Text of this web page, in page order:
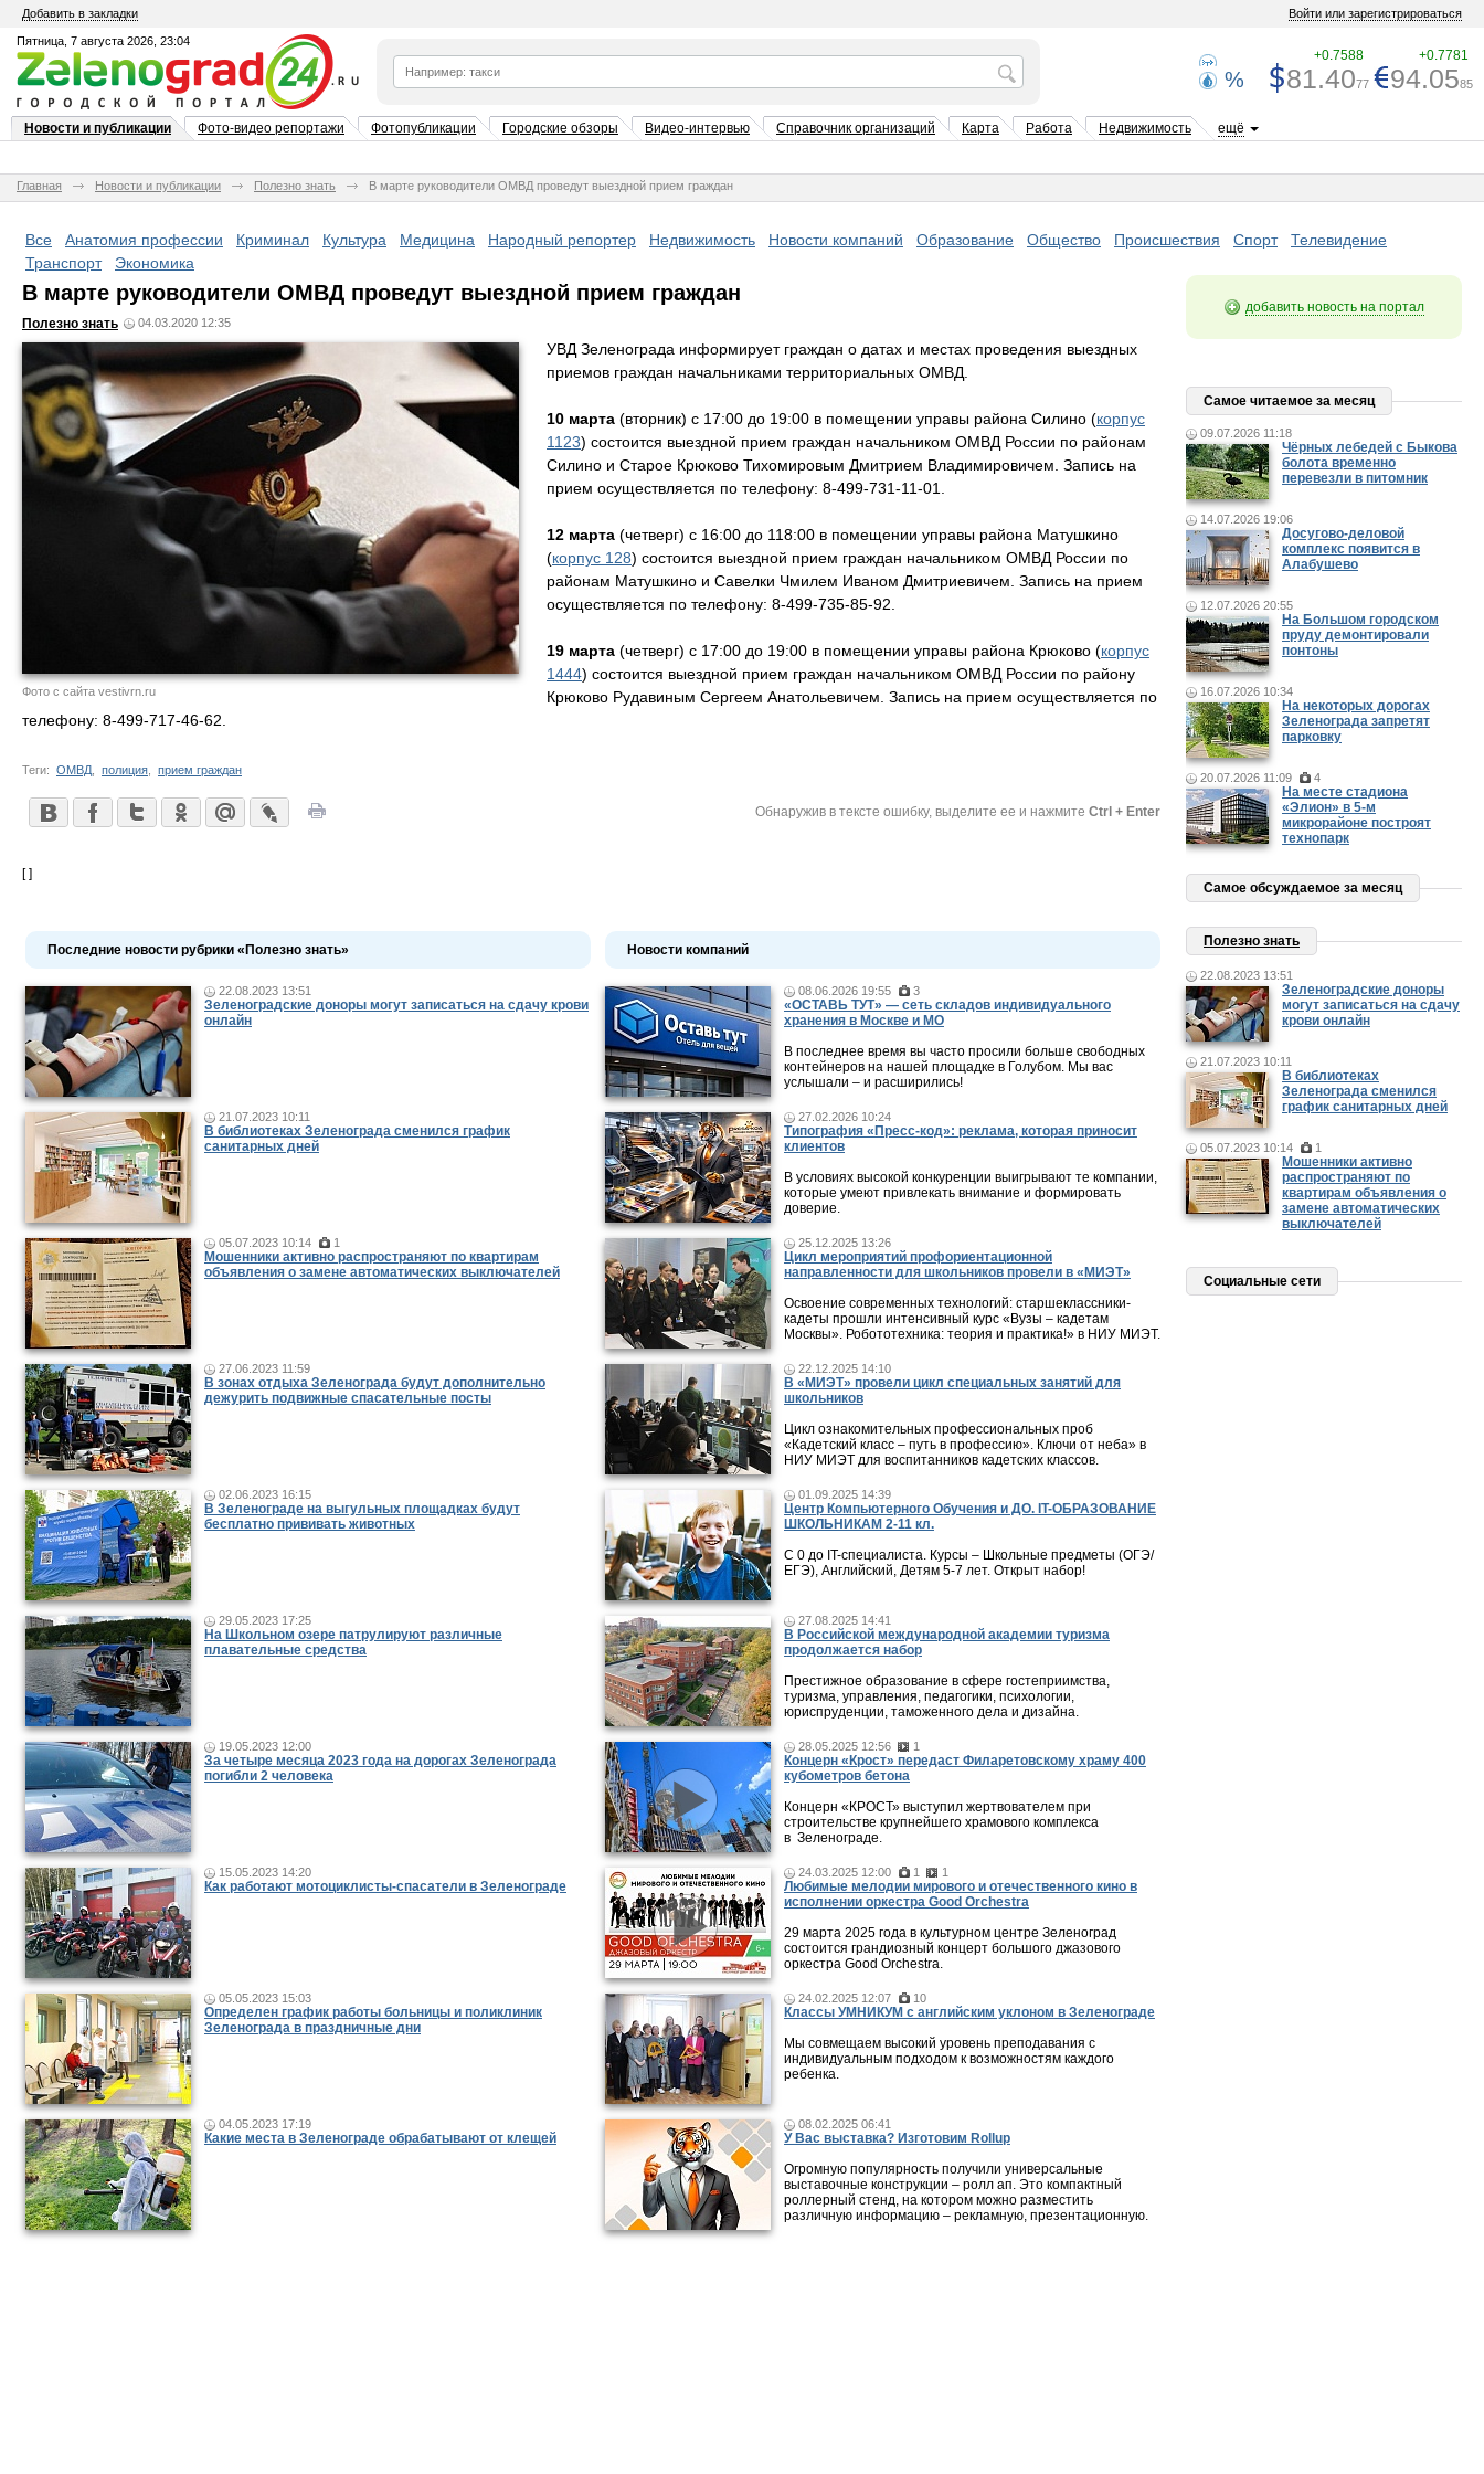
Добавить в закладки Войти или зарегистрироваться
Пятница, 7 августа 2026, 23:04
%
+0.7588 +0.7781
81.4077 94.0585
Новости и публикации Фото-видео репортажи Фотопубликации Городские обзоры Видео-интервью Справочник организаций Карта Работа Недвижимость ещё
Главная Новости и публикации Полезно знать В марте руководители ОМВД проведут выездной прием граждан
Все Анатомия профессии Криминал Культура Медицина Народный репортер Недвижимость Новости компаний Образование Общество Происшествия Спорт
Телевидение
Транспорт
Экономика
В марте руководители ОМВД проведут выездной прием граждан
Полезно знать 04.03.2020 12:35
Фото с сайта vestivrn.ru
УВД Зеленограда информирует граждан о датах и местах проведения выездных
приемов граждан начальниками территориальных ОМВД.
10 марта (вторник) с 17:00 до 19:00 в помещении управы района Силино (корпус
1123) состоится выездной прием граждан начальником ОМВД России по районам
Силино и Старое Крюково Тихомировым Дмитрием Владимировичем. Запись на
прием осуществляется по телефону: 8-499-731-11-01.
12 марта (четверг) с 16:00 до 118:00 в помещении управы района Матушкино
(корпус 128) состоится выездной прием граждан начальником ОМВД России по
районам Матушкино и Савелки Чмилем Иваном Дмитриевичем. Запись на прием
осуществляется по телефону: 8-499-735-85-92.
19 марта (четверг) с 17:00 до 19:00 в помещении управы района Крюково (корпус
1444) состоится выездной прием граждан начальником ОМВД России по району
Крюково Рудавиным Сергеем Анатольевичем. Запись на прием осуществляется по
телефону: 8-499-717-46-62.
Теги: ОМВД полиция прием граждан
Обнаружив в тексте ошибку, выделите ее и нажмите Ctrl + Enter
[ ]
Последние новости рубрики «Полезно знать»
22.08.2023 13:51
Зеленоградские доноры могут записаться на сдачу крови
онлайн
21.07.2023 10:11
В библиотеках Зеленограда сменился график
санитарных дней
05.07.2023 10:14 1
Мошенники активно распространяют по квартирам
объявления о замене автоматических выключателей
27.06.2023 11:59
В зонах отдыха Зеленограда будут дополнительно
дежурить подвижные спасательные посты
02.06.2023 16:15
В Зеленограде на выгульных площадках будут
бесплатно прививать животных
29.05.2023 17:25
На Школьном озере патрулируют различные
плавательные средства
19.05.2023 12:00
За четыре месяца 2023 года на дорогах Зеленограда
погибли 2 человека
15.05.2023 14:20
Как работают мотоциклисты-спасатели в Зеленограде
05.05.2023 15:03
Определен график работы больницы и поликлиник
Зеленограда в праздничные дни
04.05.2023 17:19
Какие места в Зеленограде обрабатывают от клещей
Новости компаний
08.06.2026 19:55 3
«ОСТАВЬ ТУТ» — сеть складов индивидуального
хранения в Москве и МО
В последнее время вы часто просили больше свободных
контейнеров на нашей площадке в Голубом. Мы вас
услышали – и расширились!
27.02.2026 10:24
Типография «Пресс-код»: реклама, которая приносит
клиентов
В условиях высокой конкуренции выигрывают те компании,
которые умеют привлекать внимание и формировать
доверие.
25.12.2025 13:26
Цикл мероприятий профориентационной
направленности для школьников провели в «МИЭТ»
Освоение современных технологий: старшеклассники-
кадеты прошли интенсивный курс «Вузы – кадетам
Москвы». Робототехника: теория и практика!» в НИУ МИЭТ.
22.12.2025 14:10
В «МИЭТ» провели цикл специальных занятий для
школьников
Цикл ознакомительных профессиональных проб
«Кадетский класс – путь в профессию». Ключи от неба» в
НИУ МИЭТ для воспитанников кадетских классов.
01.09.2025 14:39
Центр Компьютерного Обучения и ДО. IT-ОБРАЗОВАНИЕ
ШКОЛЬНИКАМ 2-11 кл.
С 0 до IT-специалиста. Курсы – Школьные предметы (ОГЭ/
ЕГЭ), Английский, Детям 5-7 лет. Открыт набор!
27.08.2025 14:41
В Российской международной академии туризма
продолжается набор
Престижное образование в сфере гостеприимства,
туризма, управления, педагогики, психологии,
юриспруденции, таможенного дела и дизайна.
28.05.2025 12:56 1
Концерн «Крост» передаст Филаретовскому храму 400
кубометров бетона
Концерн «КРОСТ» выступил жертвователем при
строительстве крупнейшего храмового комплекса
в Зеленограде.
24.03.2025 12:00 1 1
Любимые мелодии мирового и отечественного кино в
исполнении оркестра Good Orchestra
29 марта 2025 года в культурном центре Зеленоград
состоится грандиозный концерт большого джазового
оркестра Good Orchestra.
24.02.2025 12:07 10
Классы УМНИКУМ с английским уклоном в Зеленограде
Мы совмещаем высокий уровень преподавания с
индивидуальным подходом к возможностям каждого
ребенка.
08.02.2025 06:41
У Вас выставка? Изготовим Rollup
Огромную популярность получили универсальные
выставочные конструкции – ролл ап. Это компактный
роллерный стенд, на котором можно разместить
различную информацию – рекламную, презентационную.
добавить новость на портал
Самое читаемое за месяц
09.07.2026 11:18
Чёрных лебедей с Быкова
болота временно
перевезли в питомник
14.07.2026 19:06
Досугово-деловой
комплекс появится в
Алабушево
12.07.2026 20:55
На Большом городском
пруду демонтировали
понтоны
16.07.2026 10:34
На некоторых дорогах
Зеленограда запретят
парковку
20.07.2026 11:09 4
На месте стадиона
«Элион» в 5-м
микрорайоне построят
технопарк
Самое обсуждаемое за месяц
Полезно знать
22.08.2023 13:51
Зеленоградские доноры
могут записаться на сдачу
крови онлайн
21.07.2023 10:11
В библиотеках
Зеленограда сменился
график санитарных дней
05.07.2023 10:14 1
Мошенники активно
распространяют по
квартирам объявления о
замене автоматических
выключателей
Социальные сети